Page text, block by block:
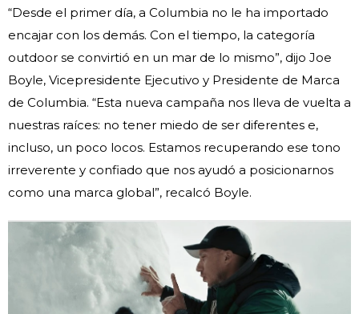
“Desde el primer día, a Columbia no le ha importado
encajar con los demás. Con el tiempo, la categoría
outdoor se convirtió en un mar de lo mismo”, dijo Joe
Boyle, Vicepresidente Ejecutivo y Presidente de Marca
de Columbia. “Esta nueva campaña nos lleva de vuelta a
nuestras raíces: no tener miedo de ser diferentes e,
incluso, un poco locos. Estamos recuperando ese tono
irreverente y confiado que nos ayudó a posicionarnos
como una marca global”, recalcó Boyle.